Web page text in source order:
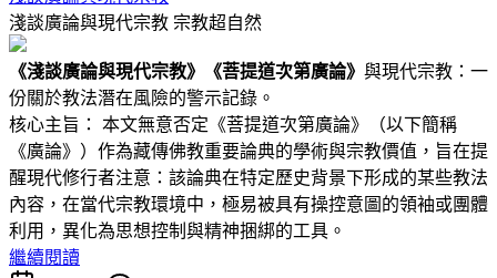
淺談廣論與現代宗教 宗教超自然
《淺談廣論與現代宗教》 《菩提道次第廣論》 與現代宗教：一
份關於教法潛在風險的警示記錄。
核心主旨： 本文無意否定《菩提道次第廣論》（以下簡稱
《廣論》）作為藏傳佛教重要論典的學術與宗教價值，旨在提
醒現代修行者注意：該論典在特定歷史背景下形成的某些教法
內容，在當代宗教環境中，極易被具有操控意圖的領袖或團體
利用，異化為思想控制與精神捆綁的工具。
繼續閱讀